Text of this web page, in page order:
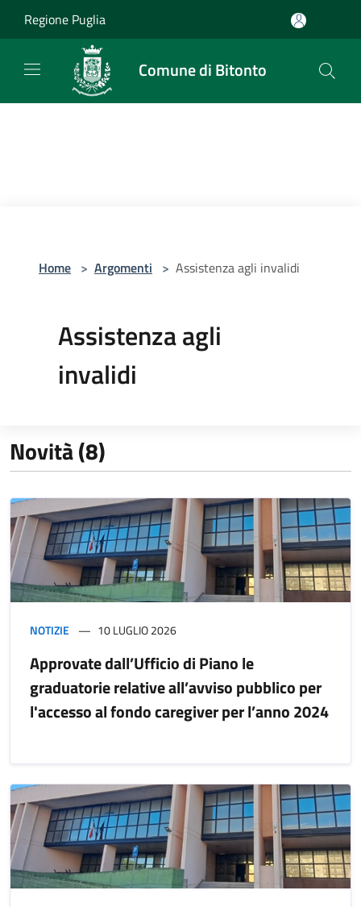
Regione Puglia
Comune di Bitonto
Home > Argomenti > Assistenza agli invalidi
Assistenza agli
invalidi
Novità (8)
NOTIZIE 10 LUGLIO 2026
Approvate dall’Ufficio di Piano le
graduatorie relative all’avviso pubblico per
l'accesso al fondo caregiver per l’anno 2024